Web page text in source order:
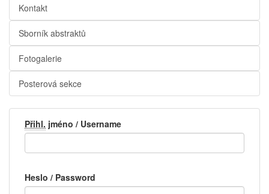
Kontakt
Sborník abstraktů
Fotogalerie
Posterová sekce
Přihl. jméno / Username
Heslo / Password